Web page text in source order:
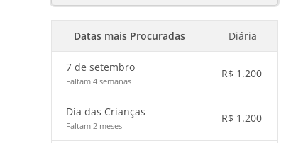
Datas mais Procuradas Diária
7 de setembro
Faltam 4 semanas
R$ 1.200
Dia das Crianças
Faltam 2 meses
R$ 1.200